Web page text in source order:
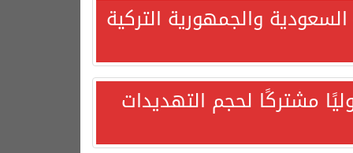
والجمهورية التركية
مشتركًا لحجم التهديدات